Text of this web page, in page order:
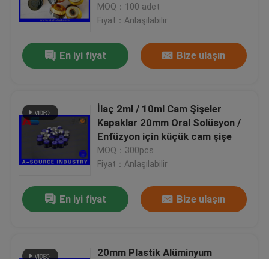
Bir teklif isteği
10 mL Flakon Etiketleri
Küçük Şişe Etiketleri
Özel Holografik Etiketler
küçük cam şişe
Özel Logo MOQ 30000 adet
MOQ：100 adet
Fiyat：Anlaşılabilir
En iyi fiyat Bize ulaşın
İlaç 2ml / 10ml Cam Şişeler
Kapaklar 20mm Oral Solüsyon /
Enfüzyon için küçük cam şişe
MOQ：300pcs
Fiyat：Anlaşılabilir
En iyi fiyat Bize ulaşın
20mm Plastik Alüminyum